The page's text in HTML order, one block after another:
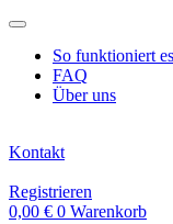
Zum
springenSo funktioniert es
FAQ
Über uns
Kontakt
Registrieren
0,00 € 0 Warenkorb